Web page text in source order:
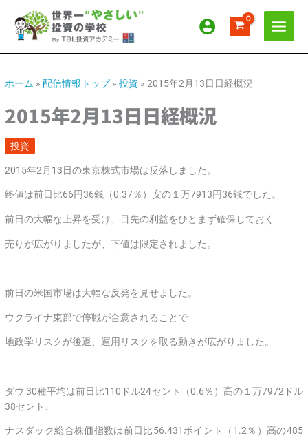
ス
ッホーム »配信情報トップ»投資 »2015年2月13日日経概況
2015年2月13日日経概況
投資
2015年2月13日の東京株式市場は反落しました。
終値は前日比66円36銭（0.37％）安の１万7913円36銭でした。
前日の大幅な上昇を受け、目先の利益をひとまず確保しておく
売りが広がりましたが、下値は限定されました。
前日の米国市場は大幅な反発を見せました。
ウクライナ東部で停戦が合意されることで
地政学リスクが後退、運用リスクを取る動きが広がりました。
ダウ 30種平均は前日比110ドル24セント（0.6％）高の１万7972ドル
38セント、
ナスダック総合株価指数は前日比56.431ポイント（1.2％）高の485
ー
ブ
テ
ー